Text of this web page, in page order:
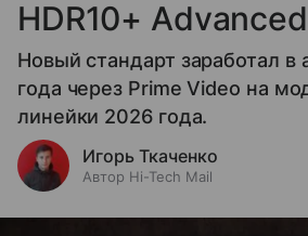
HDR10+ Advanced
Новый стандарт заработал в
года через Prime Video на
линейки 2026 года.
Игорь Ткаченко
Автор Hi-Tech Mail